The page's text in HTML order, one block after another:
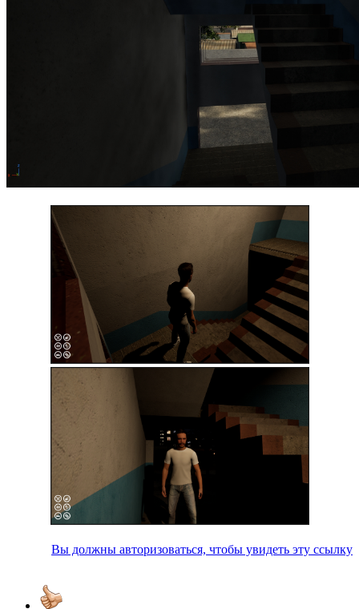
Вы должны авторизоваться, чтобы увидеть эту ссылку